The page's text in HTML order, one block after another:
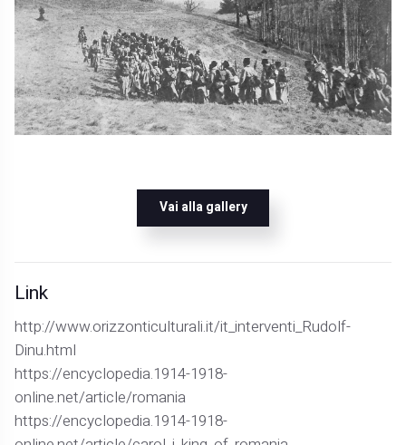
Vai alla gallery
Link
http://www.orizzonticulturali.it/it_interventi_Rudolf-
Dinu.html
https://encyclopedia.1914-1918-
online.net/article/romania
https://encyclopedia.1914-1918-